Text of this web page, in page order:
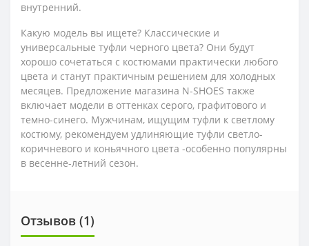
внутренний.
Какую модель вы ищете? Классические и
универсальные туфли черного цвета? Они будут
хорошо сочетаться с костюмами практически любого
цвета и станут практичным решением для холодных
месяцев. Предложение магазина N-SHOES также
включает модели в оттенках серого, графитового и
темно-синего. Мужчинам, ищущим туфли к светлому
костюму, рекомендуем удлиняющие туфли светло-
коричневого и коньячного цвета -особенно популярны
в весенне-летний сезон.
Отзывов (1)